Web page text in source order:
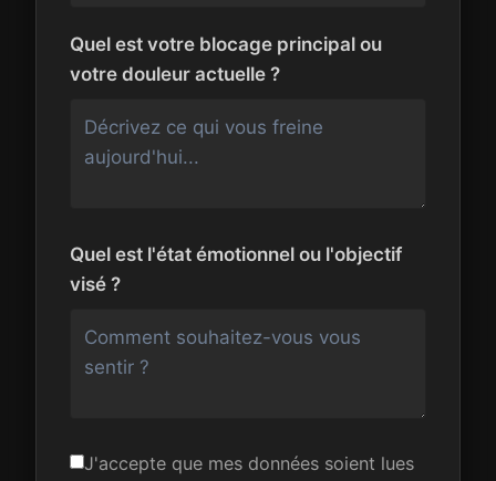
Quel est votre blocage principal ou
votre douleur actuelle ?
Quel est l'état émotionnel ou l'objectif
visé ?
J'accepte que mes données soient lues